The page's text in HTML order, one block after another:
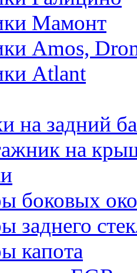
Мамонт
Amos,
Atlant
на задний
на
боковых
заднего
капота